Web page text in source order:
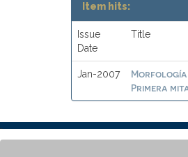
Item hits:
Issue
Date
Title
Jan-2007
Morfología
Primera